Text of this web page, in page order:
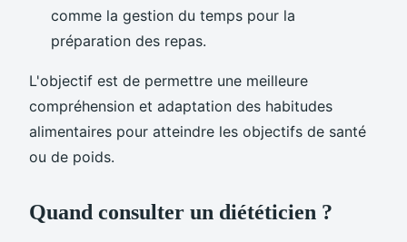
comme la gestion du temps pour la
préparation des repas.
L'objectif est de permettre une meilleure
compréhension et adaptation des habitudes
alimentaires pour atteindre les objectifs de santé
ou de poids.
Quand consulter un diététicien ?